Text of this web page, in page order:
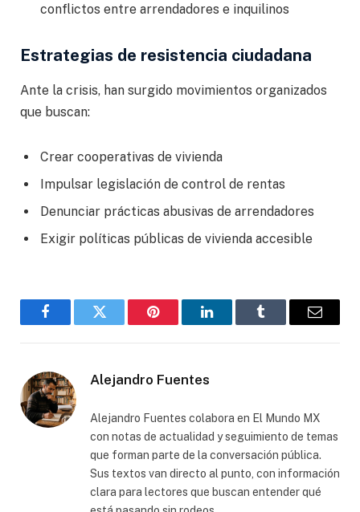
conflictos entre arrendadores e inquilinos
Estrategias de resistencia ciudadana
Ante la crisis, han surgido movimientos organizados
que buscan:
Crear cooperativas de vivienda
Impulsar legislación de control de rentas
Denunciar prácticas abusivas de arrendadores
Exigir políticas públicas de vivienda accesible
FacebookGorjeo Pinterest LinkedInTumblr
Correo
Alejandro Fuentes
Alejandro Fuentes colabora en El Mundo MX
con notas de actualidad y seguimiento de temas
que forman parte de la conversación pública.
Sus textos van directo al punto, con información
clara para lectores que buscan entender qué